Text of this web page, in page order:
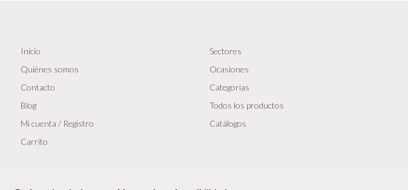
Inicio
Quiénes somos
Contacto
Blog
Mi cuenta / Registro
Carrito
Sectores
Ocasiones
Categorias
Todos los productos
Catálogos